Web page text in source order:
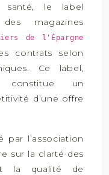
santé, le label
magazines
de l'Épargne
contrats selon
Ce label,
constitue un
d’une offre
par l’association
sur la clarté des
la qualité de